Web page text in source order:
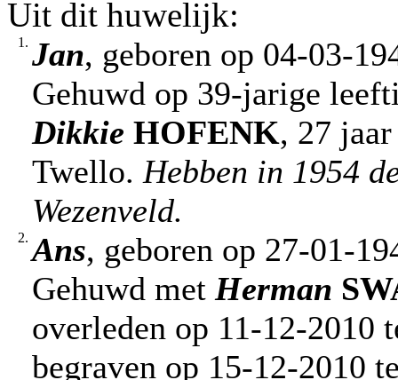
Uit dit huwelijk:
1. Jan, geboren op 04-03-
Gehuwd op 39-jarige
Dikkie HOFENK, 27
Twello. Hebben in 1954
Wezenveld.
2. Ans, geboren op 27-01-
Gehuwd met Herman
overleden op 11-12-
begraven op 15-12-2010